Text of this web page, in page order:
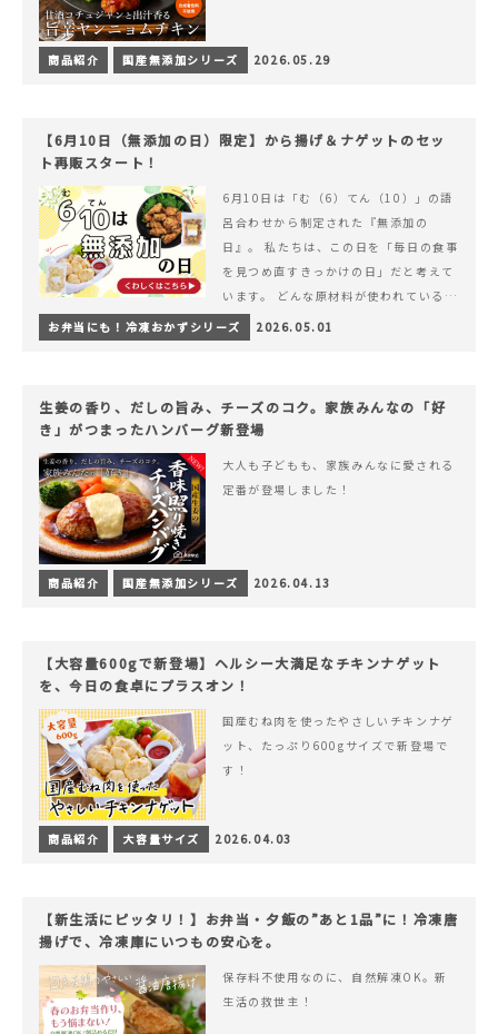
商品紹介 国産無添加シリーズ 2026.05.29
【6月10日（無添加の日）限定】から揚げ＆ナゲットのセッ
ト再販スタート！
6月10日は「む（6）てん（10）」の語
呂合わせから制定された『無添加の
日』。 私たちは、この日を「毎日の食事
を見つめ直すきっかけの日」だと考えて
います。 どんな原材料が使われているの
か。 どのようにつくられているのか。&
hellip; 続きを読む 【6月10日（無添加
お弁当にも！冷凍おかずシリーズ 2026.05.01
生姜の香り、だしの旨み、チーズのコク。家族みんなの「好
き」がつまったハンバーグ新登場
大人も子どもも、家族みんなに愛される
定番が登場しました！
商品紹介 国産無添加シリーズ 2026.04.13
【大容量600gで新登場】ヘルシー大満足なチキンナゲット
を、今日の食卓にプラスオン！
国産むね肉を使ったやさしいチキンナゲ
ット、たっぷり600gサイズで新登場で
す！
商品紹介 大容量サイズ 2026.04.03
【新生活にピッタリ！】お弁当・夕飯の”あと1品”に！冷凍唐
揚げで、冷凍庫にいつもの安心を。
保存料不使用なのに、自然解凍OK。新
生活の救世主！